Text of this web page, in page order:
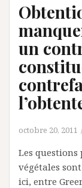
un
octobre 20, 2011
Les
végétales
ici, entre